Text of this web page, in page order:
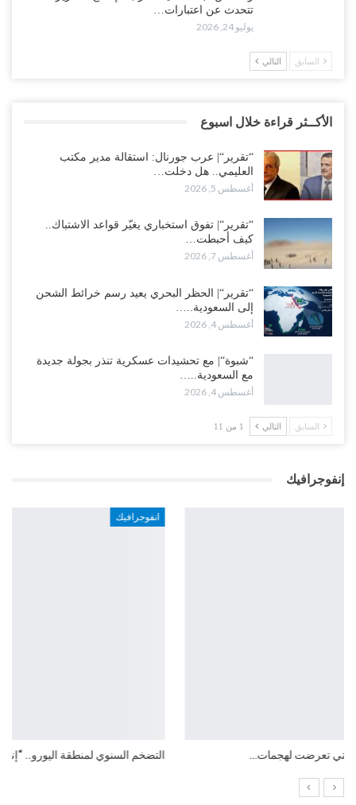
تتحدث عن اعتبارات…
يوليو 24, 2026
السابق التالي
الأكــثر قراءة خلال اسبوع
“تقرير“| عرب جورنال: استقالة مدير مكتب
العليمي.. هل دخلت…
أغسطس 5, 2026
“تقرير“| تفوق استخباري يغيّر قواعد الاشتباك..
كيف أحبطت…
أغسطس 7, 2026
“تقرير“| الحظر البحري يعيد رسم خرائط الشحن
إلى السعودية..…
أغسطس 4, 2026
“شبوة“| مع تحشيدات عسكرية تنذر بجولة جديدة
مع السعودية..…
أغسطس 4, 2026
السابق التالي 1 من 11
إنفوجرافيك
التضخم السنوي لمنطقة اليورو.. “إنفوجرافيك“..!